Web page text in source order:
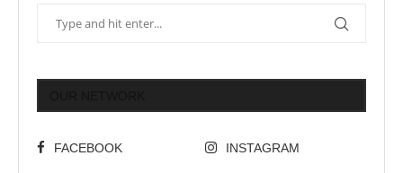
FACEBOOK INSTAGRAM